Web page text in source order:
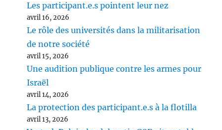
Les participant.e.s pointent leur nez
avril 16, 2026
Le rôle des universités dans la militarisation
de notre société
avril 15, 2026
Une audition publique contre les armes pour
Israël
avril 14, 2026
La protection des participant.e.s à la flotilla
avril 13, 2026